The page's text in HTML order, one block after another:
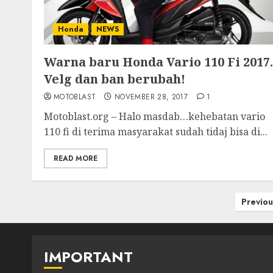
Honda NEWS
Warna baru Honda Vario 110 Fi 2017.
Velg dan ban berubah!
MOTOBLAST NOVEMBER 28, 2017 1
Motoblast.org – Halo masdab…kehebatan vario
110 fi di terima masyarakat sudah tidaj bisa di...
READ MORE
pagination
IMPORTANT